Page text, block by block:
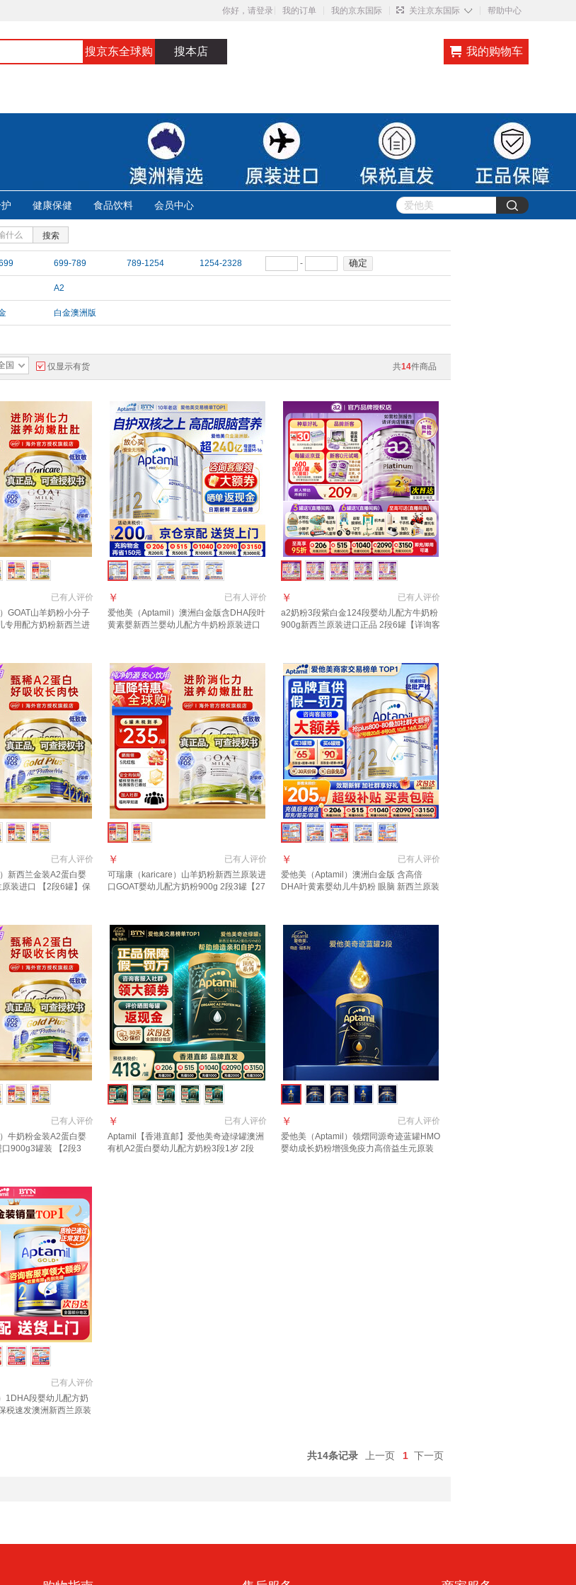
你好，请登录 我的订单 我的京东国际 关注京东国际 ◇ 帮助中心
搜京东全球购 搜本店 我的购物车
健康保健 食品饮料 会员中心
搜索
699-789 789-1254 1254-2328 - 确定
A2
白金澳洲版
共14件商品
国 仅显示有货
已有人评价
GOAT山羊奶粉小分子
专用配方奶粉新西兰进
已有人评价
￥
爱他美（Aptamil）澳洲白金版含DHA段叶
黄素婴新西兰婴幼儿配方牛奶粉原装进口
已有人评价
￥
a2奶粉3段紫白金124段婴幼儿配方牛奶粉
900g新西兰原装进口正品 2段6罐【详询客
已有人评价
新西兰金装A2蛋白婴
装进口 【2段6罐】保
已有人评价
￥
可瑞康（karicare）山羊奶粉新西兰原装进
口GOAT婴幼儿配方奶粉900g 2段3罐【27
已有人评价
￥
爱他美（Aptamil）澳洲白金版 含高倍
DHA叶黄素婴幼儿牛奶粉 眼脑 新西兰原装
已有人评价
牛奶粉金装A2蛋白婴
900g3罐装 【2段3
已有人评价
￥
Aptamil【香港直邮】爱他美奇迹绿罐澳洲
有机A2蛋白婴幼儿配方奶粉3段1岁 2段
已有人评价
￥
爱他美（Aptamil）领熠同源奇迹蓝罐HMO
婴幼成长奶粉增强免疫力高倍益生元原装
已有人评价
1DHA段婴幼儿配方奶
税速发澳洲新西兰原装
共14条记录 上一页 1 下一页